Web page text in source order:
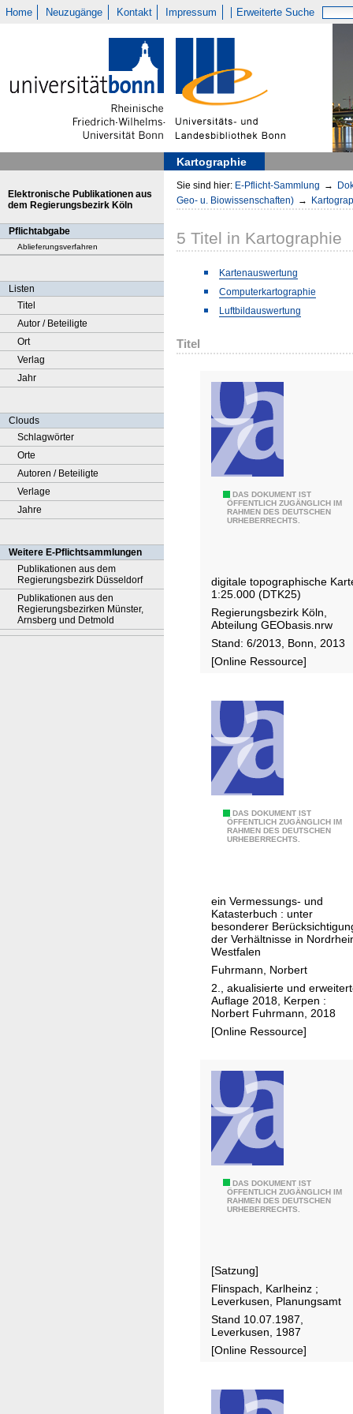
Home Neuzugänge Kontakt Impressum Erweiterte Suche
Kartographie
Elektronische Publikationen aus
dem Regierungsbezirk Köln
Pflichtabgabe
Ablieferungsverfahren
Listen
Titel
Autor / Beteiligte
Ort
Verlag
Jahr
Clouds
Schlagwörter
Orte
Autoren / Beteiligte
Verlage
Jahre
Weitere E-Pflichtsammlungen
Publikationen aus dem
Regierungsbezirk Düsseldorf
Publikationen aus den
Regierungsbezirken Münster,
Arnsberg und Detmold
Sie sind hier: E-Pflicht-Sammlung →
Geo- u. Biowissenschaften) →
5 Titel in Kartographie
Kartenauswertung
Computerkartographie
Luftbildauswertung
Titel
DAS DOKUMENT IST
ÖFFENTLICH ZUGÄNGLICH IM
RAHMEN DES DEUTSCHEN
URHEBERRECHTS.
®
digitale topographische
1:25.000 (DTK25)
Regierungsbezirk Köln,
Abteilung GEObasis.nrw
Stand: 6/2013, Bonn, 2013
[Online Ressource]
DAS DOKUMENT IST
ÖFFENTLICH ZUGÄNGLICH IM
RAHMEN DES DEUTSCHEN
URHEBERRECHTS.
G
u
n
t
e
r
s
u
c
u
g
r
t
a
l
e
u
n
d
ein Vermessungs- und
Katasterbuch : unter
besonderer
der Verhältnisse in
Westfalen
Fuhrmann, Norbert
2., akualisierte und
Auflage 2018, Kerpen :
Norbert Fuhrmann, 2018
[Online Ressource]
DAS DOKUMENT IST
ÖFFENTLICH ZUGÄNGLICH IM
RAHMEN DES DEUTSCHEN
URHEBERRECHTS.
c
h
a
f
t
p
[Satzung]
Flinspach, Karlheinz ;
Leverkusen, Planungsamt
Stand 10.07.1987,
Leverkusen, 1987
[Online Ressource]